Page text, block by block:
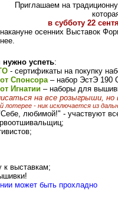
Приглашаем на
в субботу 22
накануне осенних Выставок
нужно успеть:
- сертификаты на покупку
Спонсора– набор ЭстЭ 190
Игнатии – наборы для
на все розыгрыши,
лотерее - ник исключается из
любимой!" - участвуют
к выставкам;
может быть прохладно